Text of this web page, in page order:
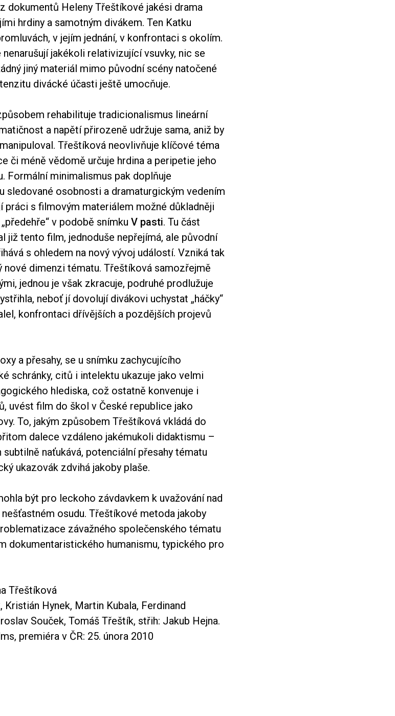
dokumentů Heleny Třeštíkové jakési drama
hrdiny a samotným divákem. Ten Katku
v jejím jednání, v konfrontaci s okolím.
jakékoli relativizující vsuvky, nic se
jiný materiál mimo původní scény natočené
divácké účasti ještě umocňuje.
rehabilituje tradicionalismus lineární
a napětí přirozeně udržuje sama, aniž by
Třeštíková neovlivňuje klíčové téma
či méně vědomě určuje hrdina a peripetie jeho
Formální minimalismus pak doplňuje
sledované osobnosti a dramaturgickým vedením
práci s filmovým materiálem možné důkladněji
v podobě snímku V pasti. Tu část
již tento film, jednoduše nepřejímá, ale původní
s ohledem na nový vývoj událostí. Vzniká tak
nové dimenzi tématu. Třeštíková samozřejmě
jednou je však zkracuje, podruhé prodlužuje
neboť jí dovolují divákovi uchystat „háčky“
konfrontaci dřívějších a pozdějších projevů
a přesahy, se u snímku zachycujícího
schránky, citů i intelektu ukazuje jako velmi
hlediska, což ostatně konvenuje i
uvést film do škol v České republice jako
To, jakým způsobem Třeštíková vkládá do
dalece vzdáleno jakémukoli didaktismu –
naťukává, potenciální přesahy tématu
ukazovák zdvihá jakoby plaše.
být pro leckoho závdavkem k uvažování nad
osudu. Třeštíkové metoda jakoby
závažného společenského tématu
dokumentaristického humanismu, typického pro
Třeštíková
Hynek, Martin Kubala, Ferdinand
Souček, Tomáš Třeštík, střih: Jakub Hejna.
premiéra v ČR: 25. února 2010